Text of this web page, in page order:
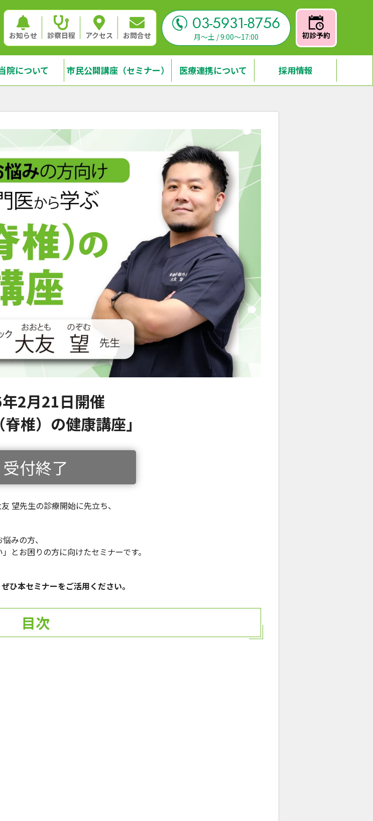
03-5931-8756
月～土 / 9:00～17:00 初診予約
お知らせ 診察日程 アクセス お問合せ
院について 市民公開講座（セミナー） 医療連携について 採用情報
2月21日開催
脊椎）の健康講座」
受付終了
望先生の診療開始に先立ち、
みの方、
とお困りの方に向けたセミナーです。
ひ本セミナーをご活用ください。
目次